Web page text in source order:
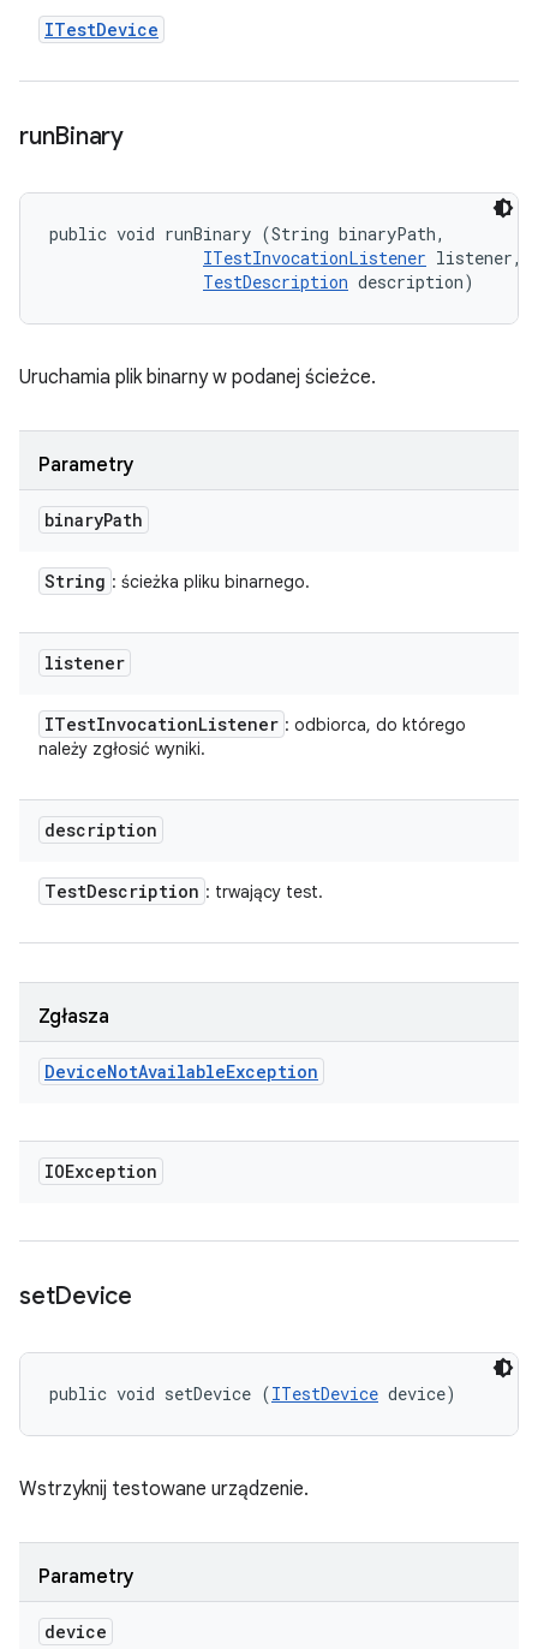
ITestDevice
runBinary
public void runBinary (String binaryPath,
ITestInvocationListener listener,
TestDescription description)
Uruchamia plik binarny w podanej ścieżce.
Parametry
binaryPath
String : ścieżka pliku binarnego.
listener
ITestInvocationListener : odbiorca, do którego
należy zgłosić wyniki.
description
TestDescription : trwający test.
Zgłasza
DeviceNotAvailableException
IOException
setDevice
public void setDevice (ITestDevice device)
Wstrzyknij testowane urządzenie.
Parametry
device